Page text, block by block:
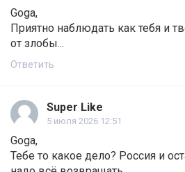
Goga,
Приятно наблюдать как тебя и
от злобы...
Ответить
Super Like
5 июля 2026 12:51
Goga,
Тебе то какое дело? Россия и